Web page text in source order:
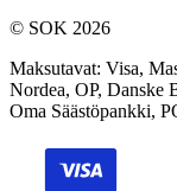
© SOK 2026
Maksutavat: Visa,
Nordea, OP, Danske
Oma Säästöpankki,